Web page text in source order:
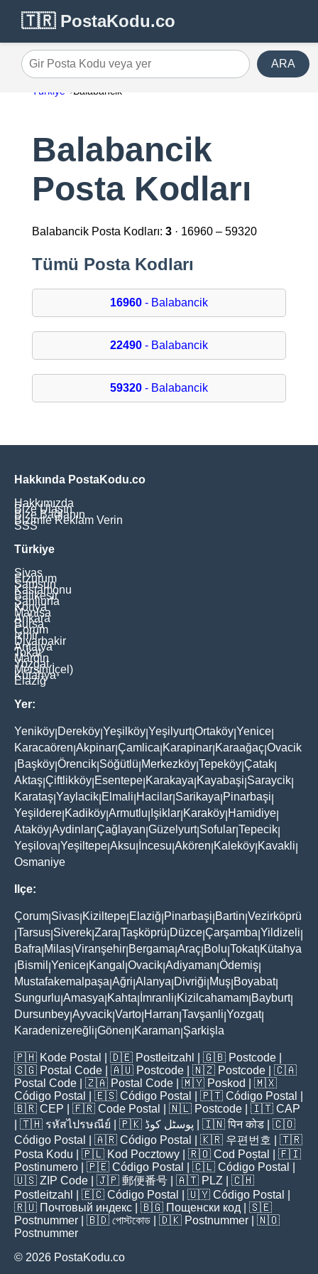
🇹🇷 PostaKodu.co
Gir Posta Kodu veya yer ARA
Türkiye Balabancik
Balabancik
Posta Kodları
Balabancik Posta Kodları: 3· 16960 – 59320
Tümü Posta Kodları
16960- Balabancik
22490- Balabancik
59320- Balabancik
Hakkında PostaKodu.co
Hakkımızda
Bize Ulaşın
Bize Bağlanın
Bizimle Reklam Verin
SSS
Türkiye
Sivas
Erzurum
Samsun
Kastamonu
Balikesir
Şanliurfa
Konya
Manisa
Ankara
Bursa
Çorum
İzmir
Diyarbakir
Antalya
Tokat
Mardin
Yozgat
Mersin(İçel)
Kütahya
Elaziğ
Yer:
Yeniköy Dereköy Yeşilköy Yeşilyurt|Ortaköy Yenice
Karacaören Akpinar Çamlica Karapinar Karaağaç Ovacik
Başköy Örencik Söğütlü Merkezköy Tepeköy Çatak
Aktaş Çiftlikköy Esentepe Karakaya Kayabaşi Saraycik
Karataş Yaylacik Elmali Hacilar Sarikaya Pinarbaşi
Yeşildere Kadiköy Armutlu Işiklar Karaköy Hamidiye
Ataköy Aydinlar Çağlayan Güzelyurt| Sofular Tepecik
Yeşilova Yeşiltepe Aksu İncesu Akören Kaleköy Kavakli
Osmaniye
Ilçe:
Çorum Sivas Kiziltepe Elaziğ Pinarbaşi Bartin Vezirköprü
Tarsus Siverek Zara Taşköprü Düzce Çarşamba Yildizeli
Bafra Milas Viranşehir Bergama Araç Bolu Tokat| Kütahya
Bismil Yenice Kangal Ovacik Adiyaman Ödemiş
Mustafakemalpaşa Ağri Alanya Divriği Muş Boyabat|
Sungurlu Amasya Kahta İmranli Kizilcahamam Bayburt|
Dursunbey Ayvacik Varto Harran Tavşanli Yozgat|
Karadenizereğli Gönen Karaman Şarkişla
🇵🇭 Kode Postal | 🇩🇪 Postleitzahl | 🇬🇧 Postcode
🇸🇬 Postal Code | 🇦🇺 Postcode | 🇳🇿 Postcode | 🇨🇦
Postal Code | 🇿🇦 Postal Code | 🇲🇾 Poskod
| 🇲🇽
Código Postal
| 🇪🇸 Código Postal | 🇵🇹 Código Postal
🇧🇷 CEP | 🇫🇷 Code Postal | 🇳🇱 Postcode | 🇮🇹 CAP
| 🇹🇭 รหัสไปรษณีย์ | 🇵🇰 پوسٹل کوڈ | 🇮🇳पिन कोड | 🇨🇴
Código Postal
| 🇦🇷 Código Postal | 🇰🇷 우편번호
| 🇹🇷
Posta Kodu | 🇵🇱 Kod Pocztowy | 🇷🇴 Cod Poștal
| 🇫🇮
Postinumero | 🇵🇪 Código Postal | 🇨🇱 Código Postal
🇺🇸 ZIP Code | 🇯🇵 郵便番号 | 🇦🇹 PLZ | 🇨🇭
Postleitzahl
| 🇪🇨 Código Postal | 🇺🇾 Código Postal
🇷🇺 Почтовый индекс | 🇧🇬 Пощенски код | 🇸🇪
Postnummer | 🇧🇩 পোস্টকোড | 🇩🇰 Postnummer | 🇳🇴
Postnummer
© 2026 PostaKodu.co